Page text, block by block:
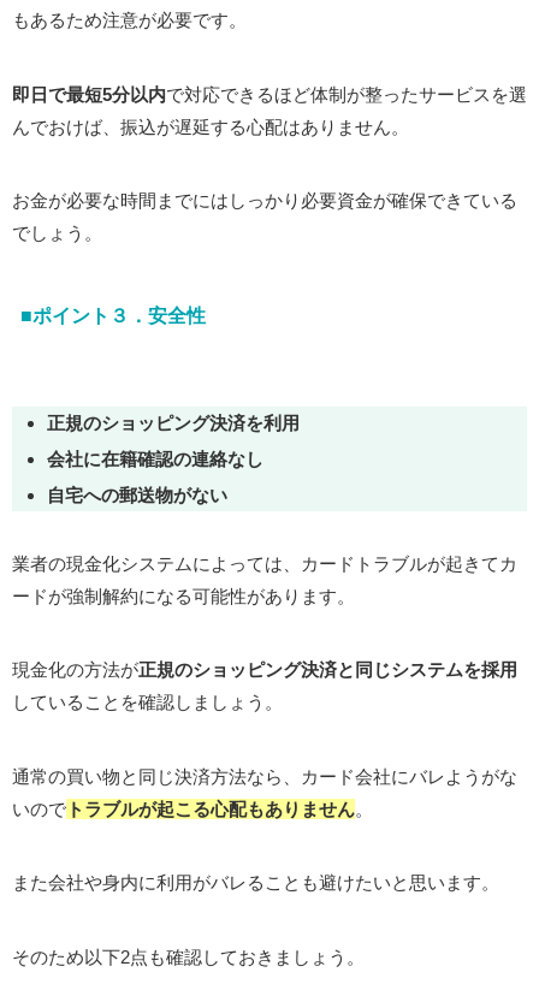
もあるため注意が必要です。
即日で最短5分以内で対応できるほど体制が整ったサービスを選
んでおけば、振込が遅延する心配はありません。
お金が必要な時間までにはしっかり必要資金が確保できている
でしょう。
■ポイント３．安全性
正規のショッピング決済を利用
会社に在籍確認の連絡なし
自宅への郵送物がない
業者の現金化システムによっては、カードトラブルが起きてカ
ードが強制解約になる可能性があります。
現金化の方法が正規のショッピング決済と同じシステムを採用
していることを確認しましょう。
通常の買い物と同じ決済方法なら、カード会社にバレようがな
いので トラブルが起こる心配もありません。
また会社や身内に利用がバレることも避けたいと思います。
そのため以下2点も確認しておきましょう。